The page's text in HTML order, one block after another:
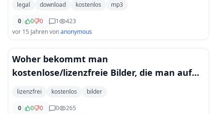
legal download kostenlos
mp3
0| 0 0 1
423
vor 15 Jahrenvonanonymous
Woher bekommt man
kostenlose/lizenzfreie Bilder, die man auf
seiner Homepage verwenden kann?
lizenzfrei kostenlos
bilder
0| 0 0 0
265